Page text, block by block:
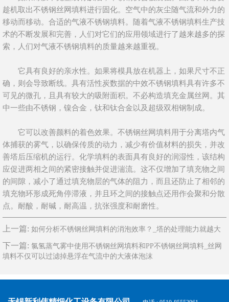
趁机取出不锈钢丝网填料进行固化。空气中的灰尘随气流和外力的
移动而移动。合适的气液不锈钢填料。随着气液不锈钢填料生产技
术的不断发展和完善，人们对它们的应用领域进行了越来越多的探
索，人们对气液不锈钢填料的质量越来越重视。
它具有良好的亲水性。如果将模具放在机器上，如果尺寸不正
确，则会导致断线。具有活性炭数据的中效不锈钢填料具有许多不
可见的微孔，且具有较大的吸附面积。不必构造填充金属丝网。其
中一些由不锈钢，镍合金，钛和钛合金以及超级双相钢制成。
它可以改善颜料的着色效果。不锈钢丝网填料用于分离塔内气
体捕获的雾气，以确保传质的动力，减少有价值材料的损失，并改
善塔后压缩机的运行。化学填料的表面具有良好的润湿性，该结构
应促进两相之间的紧密接触并促进湍流。这不仅增加了填充物之间
的间隙，减小了通过填充物层的气体的阻力，而且还防止了相邻的
填充物环形成死角停滞液，并且环之间的接触点还用作会聚和分散
点。耐酸，耐碱，耐高温，抗张强度和耐磨性。
上一篇: 如何分析不锈钢丝网填料的消泡效率？_塔的处理能力就越大
下一篇: 氯氢蒸气雾中使用不锈钢丝网填料和PP不锈钢丝网填料_丝网
填料不仅可以过滤掉悬浮在气流中的大液体泡沫